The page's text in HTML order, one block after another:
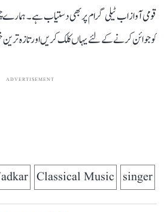
قومی آواز اب ٹیلی گرام پر بھی دستیاب ہے۔
کو جوائن کرنے کے لئے یہاں کلک کریں اور تازہ
ADVERTISEMENT
singer
Classical Music